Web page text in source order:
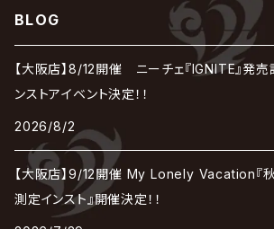
アリス九號. / ALICE NINE. / A9
Angelo
アンティック-珈琲店-
cali≠gari
河村隆一
JAKIGAN MEISTER
Chanty
Janne Da Arc
sugar
Jupiter
DARRELL
DEXCORE
DEZERT
deadman
BAROQUE
HIDE-ZOU
Blu-BiLLioN
BULL ZEICHEN 88
The Benjamin
マツタケワークス
THE MADNA
MAMA.
最上川司
LAB.THE BASEMENT / ラボ ザ ベヰスメント
LIBRAVEL / リブラヴェル
LIPHLICH
Lill
LUNA SEA
the Raid.
REIGN
RAZOR
LSN / The LEGENDARY SIX NINE
Rorschach.inc
ロマン急行
BLOG
【大阪店】8/12開催 ニーチェ『IGNITE』発売
ンストアイベント決定！！
2026/8/2
【大阪店】9/12開催 My Lonely Vacation『
測定インスト』開催決定！！